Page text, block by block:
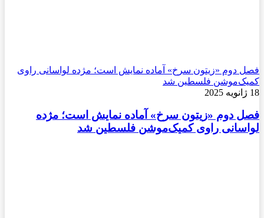
فصل دوم «زیتون سرخ» آماده نمایش است؛ مژده لواسانی راوی
کمیک‌موشن فلسطین شد
18 ژانویه 2025
فصل دوم «زیتون سرخ» آماده نمایش است؛ مژده
لواسانی راوی کمیک‌موشن فلسطین شد